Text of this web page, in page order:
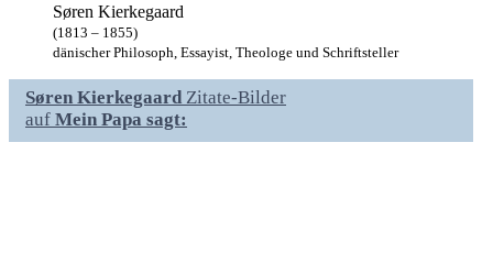
Søren Kierkegaard
(1813 – 1855)
dänischer Philosoph, Essayist, Theologe und Schriftsteller
Søren Kierkegaard Zitate-Bilder
auf Mein Papa sagt: